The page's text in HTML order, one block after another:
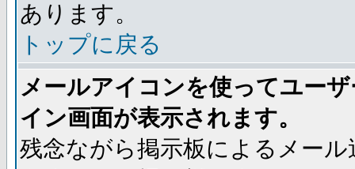
あります。
トップに戻る
メールアイコンを使ってユー
イン画面が表示されます。
残念ながら掲示板によるメー